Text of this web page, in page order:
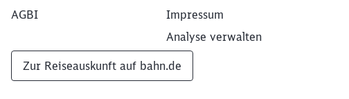
AGBI
Impressum
Analyse verwalten
Zur Reiseauskunft auf bahn.de